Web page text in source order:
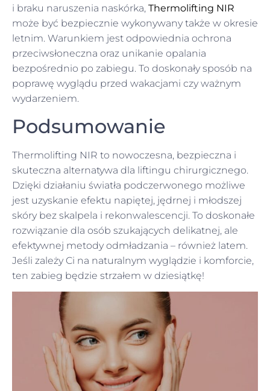
i braku naruszenia naskórka, Thermolifting NIR
może być bezpiecznie wykonywany także w okresie
letnim. Warunkiem jest odpowiednia ochrona
przeciwsłoneczna oraz unikanie opalania
bezpośrednio po zabiegu. To doskonały sposób na
poprawę wyglądu przed wakacjami czy ważnym
wydarzeniem.
Podsumowanie
Thermolifting NIR to nowoczesna, bezpieczna i
skuteczna alternatywa dla liftingu chirurgicznego.
Dzięki działaniu światła podczerwonego możliwe
jest uzyskanie efektu napiętej, jędrnej i młodszej
skóry bez skalpela i rekonwalescencji. To doskonałe
rozwiązanie dla osób szukających delikatnej, ale
efektywnej metody odmładzania – również latem.
Jeśli zależy Ci na naturalnym wyglądzie i komforcie,
ten zabieg będzie strzałem w dziesiątkę!